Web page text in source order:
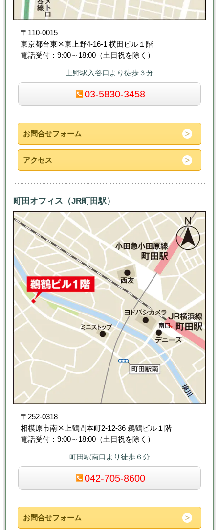
〒110-0015
東京都台東区東上野4-16-1 横田ビル１階
電話受付：9:00～18:00（土日祝を除く）
上野駅入谷口より徒歩３分
03-5830-3458
お問合せフォーム
アクセス
町田オフィス（JR町田駅）
〒252-0318
相模原市南区上鶴間本町2-12-36 鵜鶴ビル１階
電話受付：9:00～18:00（土日祝を除く）
町田駅南口より徒歩６分
042-705-8600
お問合せフォーム